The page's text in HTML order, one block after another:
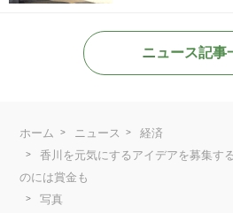
ニュース記事
ホーム ニュース
経済
香川を元気にするアイデアを募集
のには賞金も
写真